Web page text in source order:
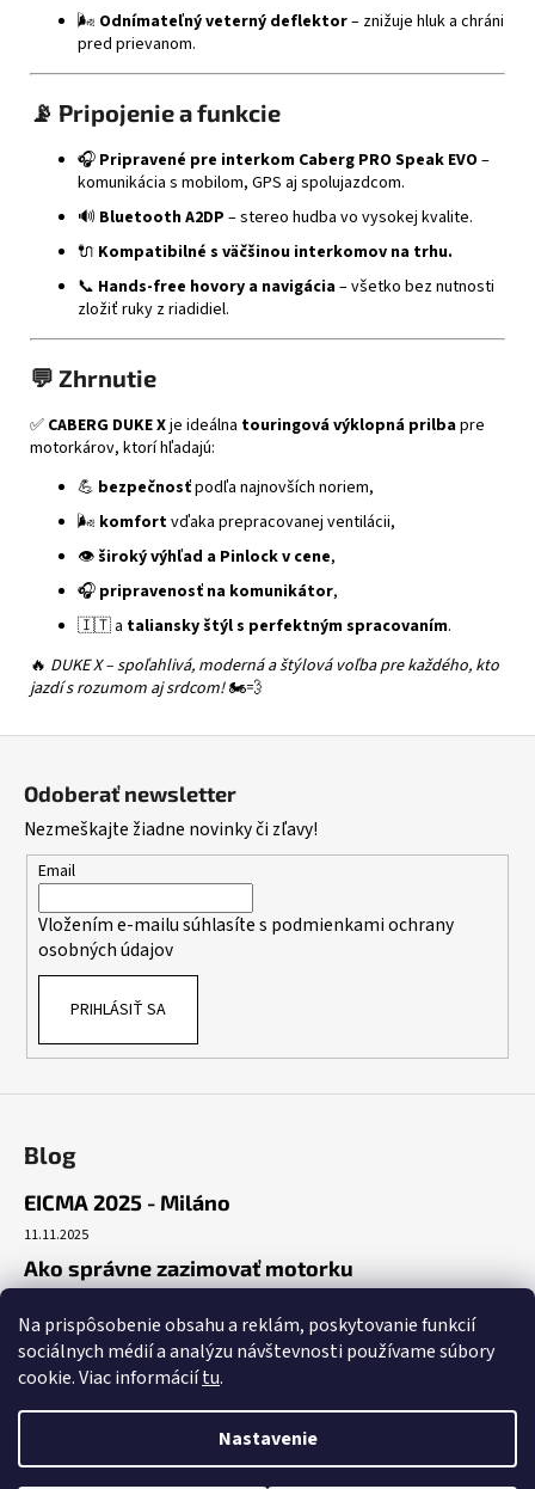
Na prispôsobenie obsahu a reklám, poskytovanie funkcií
sociálnych médií a analýzu návštevnosti používame súbory
cookie. Viac informáciítu.
Nastavenie
🌬️ Odnímateľný veterný deflektor– znižuje hluk a chráni
pred prievanom.
📡 Pripojenie a funkcie
🎧 Pripravené pre interkom Caberg PRO Speak EVO –
komunikácia s mobilom, GPS aj spolujazdcom.
🔊 Bluetooth A2DP – stereo hudba vo vysokej kvalite.
🔌 Kompatibilné s väčšinou interkomov na trhu.
📞 Hands-free hovory a navigácia– všetko bez nutnosti
zložiť ruky z riadidiel.
💬 Zhrnutie
✅ CABERG DUKE Xje ideálna touringová výklopná prilbapre
motorkárov, ktorí hľadajú:
💪 bezpečnosťpodľa najnovších noriem,
🌬️ komfortvďaka prepracovanej ventilácii,
👁️široký výhľad a Pinlock v cene,
🎧 pripravenosť na komunikátor,
🇮🇹 a taliansky štýl s perfektným spracovaním.
🔥 DUKE X – spoľahlivá, moderná a štýlová voľba pre každého, kto
jazdí s rozumom aj srdcom!🏍️💨
Odoberať newsletter
Nezmeškajte žiadne novinky či zľavy!
Email
Vložením e-mailu súhlasíte s podmienkami ochrany
osobných údajov
PRIHLÁSIŤ SA
Blog
EICMA 2025 - Miláno
11.11.2025
Ako správne zazimovať motorku
Začiatok cesty
19.10.2025